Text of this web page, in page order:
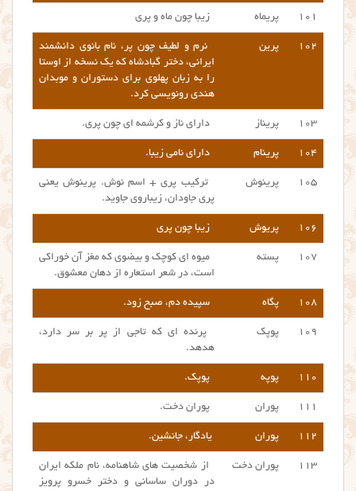
۱۰۱ پریماه زیبا چون ماه و پری
۱۰۲ پرین
نرم و لطیف چون پر، نام بانوی دانشمند
ایرانی، دختر گبادشاه که یک نسخه از اوستا
را به زبان پهلوی برای دستوران و موبدان
هندی رونویسی کرد.
۱۰۳ پریناز دارای ناز و کرشمه ای چون پری.
۱۰۴ پرینام دارای نامی زیبا.
۱۰۵ پرینوش
ترکیب پری + اسم نوش. پرینوش یعنی
پری جاودان، زیباروی جاوید.
۱۰۶ پریوش زیبا چون پری
۱۰۷ پسته
میوه ای کوچک و بیضوی که مغز آن خوراکی
است، در شعر استعاره از دهان معشوق.
۱۰۸ پگاه سپیده دم، صبح زود.
۱۰۹ پوپک
پرنده ای که تاجی از پر بر سر دارد،
هدهد.
۱۱۰ پوپه پوپک.
۱۱۱ پوران پوران دخت.
۱۱۲ پوران یادگار، جانشین.
۱۱۳ پوران دخت
از شخصیت های شاهنامه، نام ملکه ایران
در دوران ساسانی و دختر خسرو پرویز